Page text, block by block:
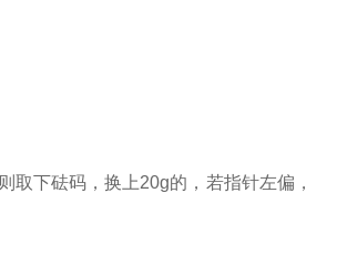
取下砝码，换上20g的，若指针左偏，